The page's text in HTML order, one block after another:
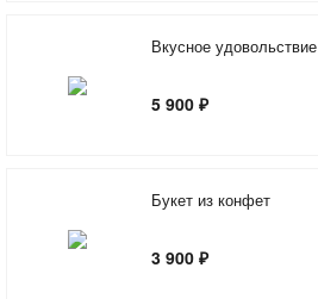
Вкусное удовольствие
5 900 ₽
Букет из конфет
3 900 ₽